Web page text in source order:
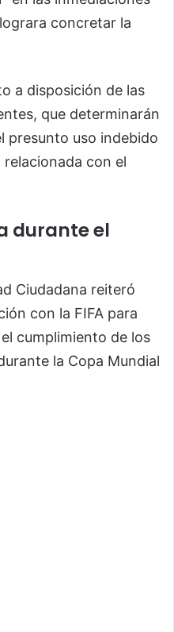
concretar la
a disposición de las
que determinarán
presunto uso indebido
con el
durante el
Ciudadana reiteró
con la FIFA para
cumplimiento de los
la Copa Mundial